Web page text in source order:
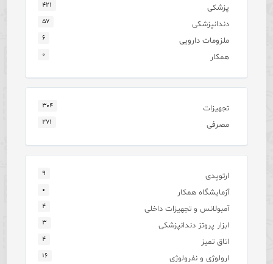
پزشکی ۴۲۱
دندانپزشکی ۵۷
ملزومات دارویی ۶
همکار ۰
تجهیزات ۳۰۴
مصرفی ۲۷۱
ارتوپدی ۹
آزمایشگاه همکار ۰
آمبولانس و تجهیزات داخلی ۴
ابزار پروتز دندانپزشکی ۳
اتاق تمیز ۴
ارولوژی و نفرولوژی ۱۶